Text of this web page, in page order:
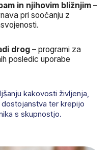
in njihovim bližnjim–
pri soočanju z
drog– programi za
posledic uporabe
kakovosti življenja,
ter krepijo
s skupnostjo.